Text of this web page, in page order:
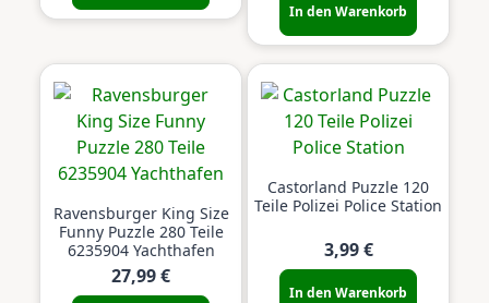
In den Warenkorb
Ravensburger King Size
Funny Puzzle 280 Teile
6235904 Yachthafen
27,99 €
Castorland Puzzle 120
Teile Polizei Police Station
3,99 €
In den Warenkorb